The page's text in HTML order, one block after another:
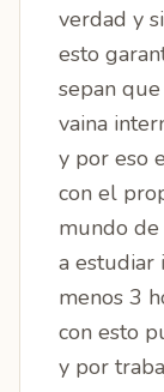
verdad y
esto
sepan
vaina
y por eso
con el
mundo
a estudiar
menos 3
con esto
y por